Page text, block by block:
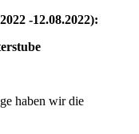
-12.08.2022):
haben wir die